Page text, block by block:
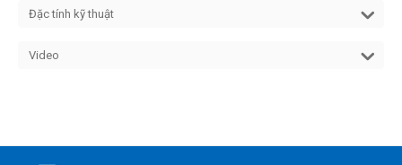
Đặc tính kỹ thuật
Video